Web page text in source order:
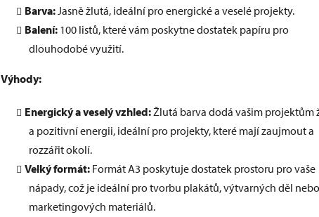
Barva: Jasně žlutá, ideální pro energické a veselé projekty.
Balení: 100 listů, které vám poskytne dostatek papíru pro
dlouhodobé využití.
Výhody:
Energický a veselý vzhled: Žlutá barva dodá vašim projektům
a pozitivní energii, ideální pro projekty, které mají zaujmout a
rozzářit okolí.
Velký formát: Formát A3 poskytuje dostatek prostoru pro vaše
nápady, což je ideální pro tvorbu plakátů, výtvarných děl nebo
marketingových materiálů.